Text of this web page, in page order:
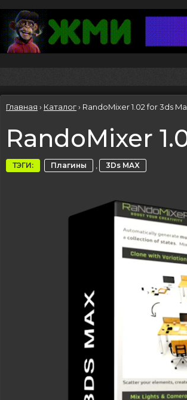
Главная › Каталог› RandoMixer 1.02 for 3ds
RandoMixer
ТЭГИ: Плагины , 3Ds MAX